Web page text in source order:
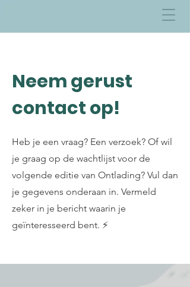
Neem gerust
contact op!
Heb je een vraag? Een verzoek? Of wil
je graag op de wachtlijst voor de
volgende editie van Ontlading? Vul dan
je gegevens onderaan in. Vermeld
zeker in je bericht waarin je
geïnteresseerd bent. ⚡